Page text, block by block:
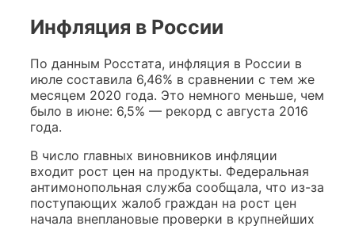
Инфляция в России
По данным Росстата, инфляция в России в
июле составила 6,46% в сравнении с тем же
месяцем 2020 года. Это немного меньше, чем
было в июне: 6,5% — рекорд с августа 2016
года.
В число главных виновников инфляции
входит рост цен на продукты. Федеральная
антимонопольная служба сообщала, что из-за
поступающих жалоб граждан на рост цен
начала внеплановые проверки в крупнейших